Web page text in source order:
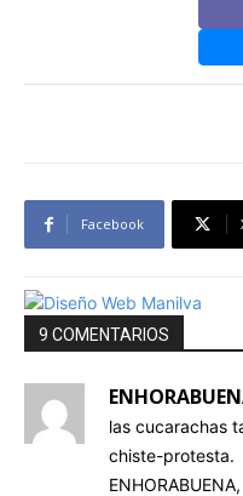
Facebook
9 COMENTARIOS
las cucarachas
chiste-protesta.